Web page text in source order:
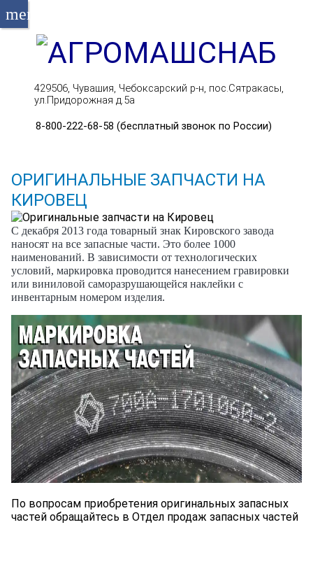
menu
429506, Чувашия, Чебоксарский р-н, пос.Сятракасы,
ул.Придорожная д.5а
8-800-222-68-58 (бесплатный звонок по России)
ОРИГИНАЛЬНЫЕ ЗАПЧАСТИ НА
КИРОВЕЦ
С декабря 2013 года товарный знак Кировского завода
наносят на все запасные части. Это более 1000
наименований. В зависимости от технологических
условий, маркировка проводится нанесением гравировки
или виниловой саморазрушающейся наклейки с
инвентарным номером изделия.
По вопросам приобретения оригинальных запасных
частей обращайтесь в Отдел продаж запасных частей